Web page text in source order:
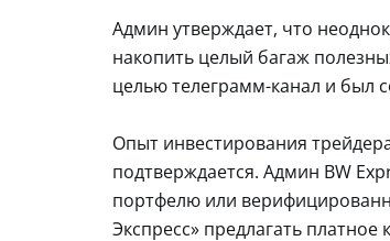
Админ утверждает, что
накопить целый багаж
целью телеграмм-канал и был
Опыт инвестирования
подтверждается. Админ BW
портфелю или
Экспресс» предлагать